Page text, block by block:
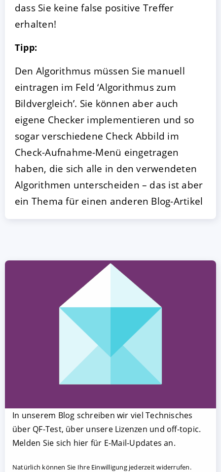
dass Sie keine false positive Treffer
erhalten!
Tipp:
Den Algorithmus müssen Sie manuell
eintragen im Feld ‘Algorithmus zum
Bildvergleich’. Sie können aber auch
eigene Checker implementieren und so
sogar verschiedene Check Abbild im
Check-Aufnahme-Menü eingetragen
haben, die sich alle in den verwendeten
Algorithmen unterscheiden – das ist aber
ein Thema für einen anderen Blog-Artikel
In unserem Blog schreiben wir viel Technisches
über QF-Test, über unsere Lizenzen und off-topic.
Melden Sie sich hier für E-Mail-Updates an.
Natürlich können Sie Ihre Einwilligung jederzeit widerrufen.